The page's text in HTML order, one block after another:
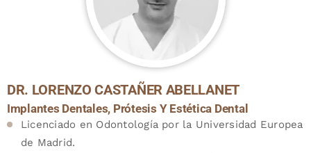
DR. LORENZO CASTAÑER ABELLANET
Implantes Dentales, Prótesis Y Estética Dental
Licenciado en Odontología por la Universidad Europea
de Madrid.